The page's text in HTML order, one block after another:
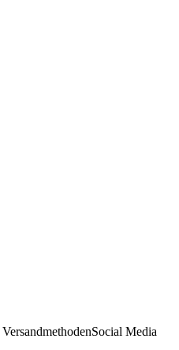
VersandmethodenSocial Media